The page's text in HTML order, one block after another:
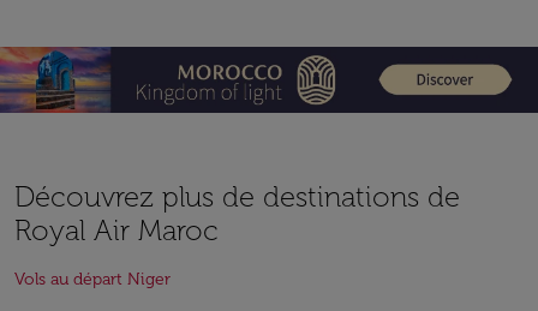
Découvrez plus de destinations de
Royal Air Maroc
Vols au départ Niger